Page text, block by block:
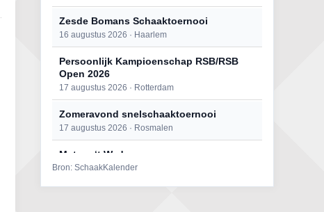
Zesde Bomans Schaaktoernooi
16 augustus 2026 · Haarlem
Persoonlijk Kampioenschap RSB/RSB
Open 2026
17 augustus 2026 · Rotterdam
Zomeravond snelschaaktoernooi
17 augustus 2026 · Rosmalen
Mat op ‘t Wad
22 augustus 2026 · Den Burg, Texel
Bron: SchaakKalender